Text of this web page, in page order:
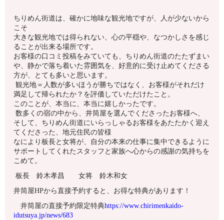
ちりめん街道は、確かに地味な観光地ですが、人が少ないから
こそ
大きな観光地では得られない、心の平穏や、なつかしさを感じ
ることが出来る場所です。
お客様の口コミ投稿をみていても、ちりめん街道のたたずまい
や、静かで落ち着いた雰囲気を、好意的に受け止めてくださる
方が、とても多いと思います。
観光地＝人数が多いほうが勝ちではなく、お客様がそれだけ
満足して帰られたか？を評価していただけたこと。
このことが、本当に、本当に嬉しかったです。
数多くの宿の中から、井筒屋を選んでくださったお客様へ、
そして、ちりめん街道にいらっしゃるお客様をあたたかく迎え
てくださった、地元住民の皆様
なにより板長と女将が、自分の本来の仕事に集中できるように
サポートしてくれたスタッフと家族へ心からの感謝の気持ちを
こめて。
板長 鈴木孝昌 女将 鈴木和女
井筒屋HPから直接予約すると、お得な特典があります！
井筒屋の直接予約限定特典https://www.chirimenkaido-
idutsuya.jp/news/683